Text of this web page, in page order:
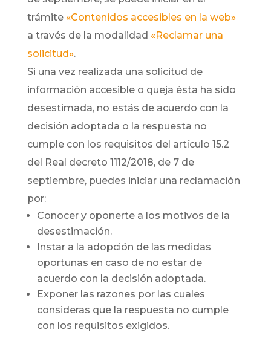
trámite «Contenidos accesibles en la web»
a través de la modalidad «Reclamar una
solicitud».
Si una vez realizada una solicitud de
información accesible o queja ésta ha sido
desestimada, no estás de acuerdo con la
decisión adoptada o la respuesta no
cumple con los requisitos del artículo 15.2
del Real decreto 1112/2018, de 7 de
septiembre, puedes iniciar una reclamación
por:
Conocer y oponerte a los motivos de la
desestimación.
Instar a la adopción de las medidas
oportunas en caso de no estar de
acuerdo con la decisión adoptada.
Exponer las razones por las cuales
consideras que la respuesta no cumple
con los requisitos exigidos.